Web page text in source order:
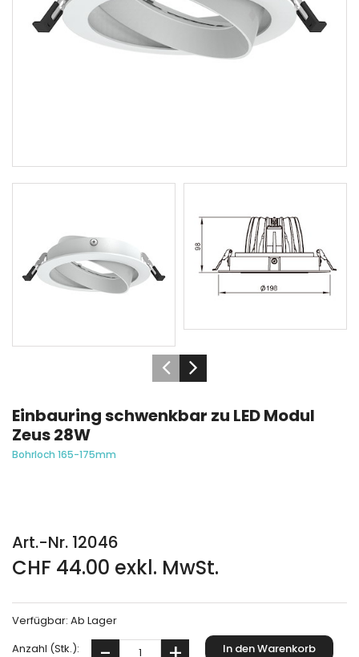
Einbauring schwenkbar zu LED Modul
Zeus 28W
Bohrloch 165-175mm
Art.-Nr. 12046
CHF 44.00 exkl. MwSt.
Verfügbar: Ab Lager
Anzahl (Stk.):